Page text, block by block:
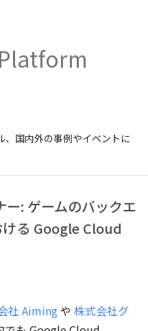
国内外の事例やイベントに
: ゲームのバックエ
る Google Cloud
社 Aimingや 株式会社グ